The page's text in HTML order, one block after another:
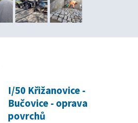
I/50 Křižanovice -
Bučovice - oprava
povrchů